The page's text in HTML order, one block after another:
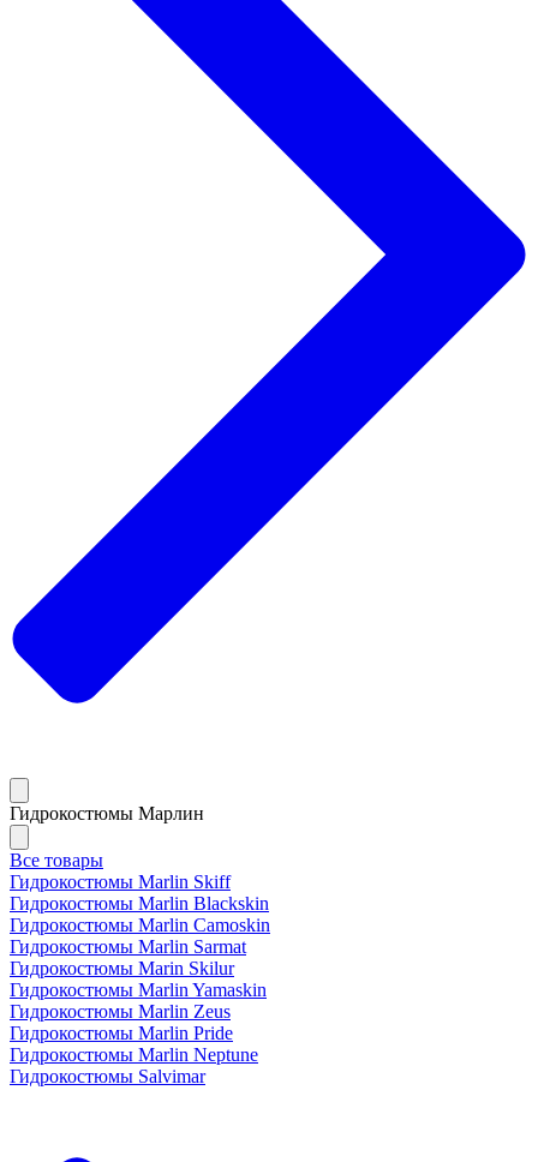
Гидрокостюмы Марлин
Все товары
Гидрокостюмы Marlin Skiff
Гидрокостюмы Marlin Blackskin
Гидрокостюмы Marlin Camoskin
Гидрокостюмы Marlin Sarmat
Гидрокостюмы Marin Skilur
Гидрокостюмы Marlin Yamaskin
Гидрокостюмы Marlin Zeus
Гидрокостюмы Marlin Pride
Гидрокостюмы Marlin Neptune
Гидрокостюмы Salvimar